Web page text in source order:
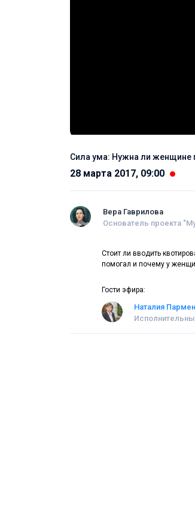
Сила ума: Нужна ли женщине
28 марта 2017, 09:00
Вера Гаврилова
Основатель проекта
Стоит ли вводить
помогал и почему у
Гости эфира:
Наталия